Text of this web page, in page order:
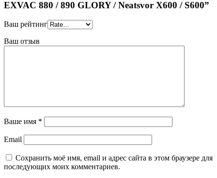
EXVAC 880 / 890 GLORY / Neatsvor X600 / S600”
Ваш рейтинг
Ваш отзыв
Ваше имя *
Email
Сохранить моё имя, email и адрес сайта в этом браузере для
последующих моих комментариев.